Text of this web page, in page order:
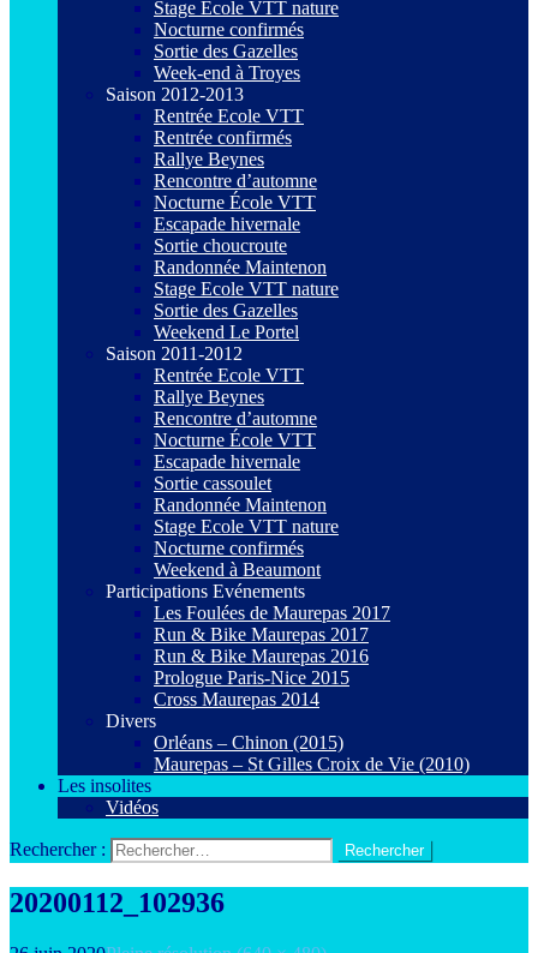
Stage Ecole VTT nature
Nocturne confirmés
Sortie des Gazelles
Week-end à Troyes
Saison 2012-2013
Rentrée Ecole VTT
Rentrée confirmés
Rallye Beynes
Rencontre d’automne
Nocturne École VTT
Escapade hivernale
Sortie choucroute
Randonnée Maintenon
Stage Ecole VTT nature
Sortie des Gazelles
Weekend Le Portel
Saison 2011-2012
Rentrée Ecole VTT
Rallye Beynes
Rencontre d’automne
Nocturne École VTT
Escapade hivernale
Sortie cassoulet
Randonnée Maintenon
Stage Ecole VTT nature
Nocturne confirmés
Weekend à Beaumont
Participations Evénements
Les Foulées de Maurepas 2017
Run & Bike Maurepas 2017
Run & Bike Maurepas 2016
Prologue Paris-Nice 2015
Cross Maurepas 2014
Divers
Orléans – Chinon (2015)
Maurepas – St Gilles Croix de Vie (2010)
Les insolites
Vidéos
Rechercher :
20200112_102936